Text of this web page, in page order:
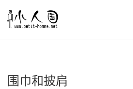
围巾和披肩